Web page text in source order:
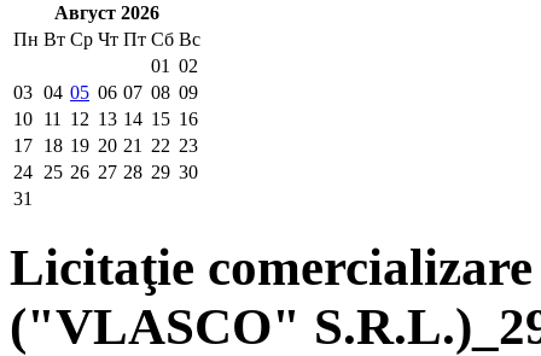
Август 2026
Пн Вт Ср Чт Пт Сб Вс
01 02
03 04 05 06 07 08 09
10 11 12 13 14 15 16
17 18 19 20 21 22 23
24 25 26 27 28 29 30
31
Licitaţie
("VLASCO"